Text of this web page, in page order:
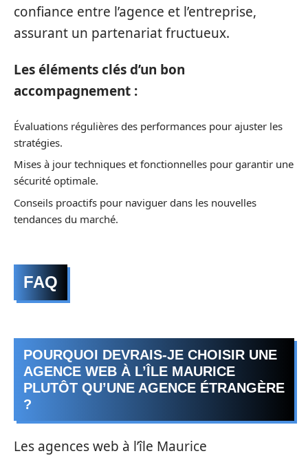
confiance entre l’agence et l’entreprise,
assurant un partenariat fructueux.
Les éléments clés d’un bon
accompagnement :
Évaluations régulières des performances pour ajuster les
stratégies.
Mises à jour techniques et fonctionnelles pour garantir une
sécurité optimale.
Conseils proactifs pour naviguer dans les nouvelles
tendances du marché.
FAQ
POURQUOI DEVRAIS-JE CHOISIR UNE
AGENCE WEB À L’ÎLE MAURICE
PLUTÔT QU’UNE AGENCE ÉTRANGÈRE
?
Les agences web à l’île Maurice